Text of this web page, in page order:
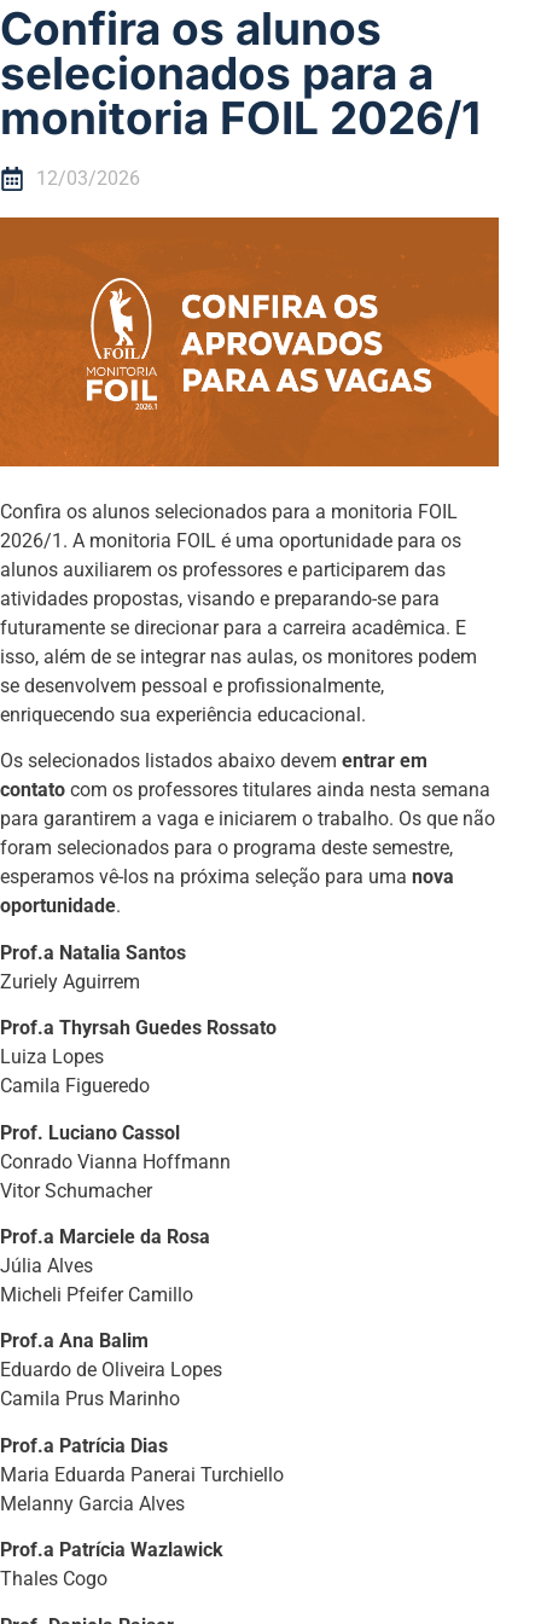
Confira os alunos
selecionados para a
monitoria FOIL 2026/1
12/03/2026
Confira os alunos selecionados para a monitoria FOIL
2026/1. A monitoria FOIL é uma oportunidade para os
alunos auxiliarem os professores e participarem das
atividades propostas, visando e preparando-se para
futuramente se direcionar para a carreira acadêmica. E
isso, além de se integrar nas aulas, os monitores podem
se desenvolvem pessoal e profissionalmente,
enriquecendo sua experiência educacional.
Os selecionados listados abaixo devem entrar em
contato com os professores titulares ainda nesta semana
para garantirem a vaga e iniciarem o trabalho. Os que não
foram selecionados para o programa deste semestre,
esperamos vê-los na próxima seleção para uma nova
oportunidade.
Prof.a Natalia Santos
Zuriely Aguirrem
Prof.a Thyrsah Guedes Rossato
Luiza Lopes
Camila Figueredo
Prof. Luciano Cassol
Conrado Vianna Hoffmann
Vitor Schumacher
Prof.a Marciele da Rosa
Júlia Alves
Micheli Pfeifer Camillo
Prof.a Ana Balim
Eduardo de Oliveira Lopes
Camila Prus Marinho
Prof.a Patrícia Dias
Maria Eduarda Panerai Turchiello
Melanny Garcia Alves
Prof.a Patrícia Wazlawick
Thales Cogo